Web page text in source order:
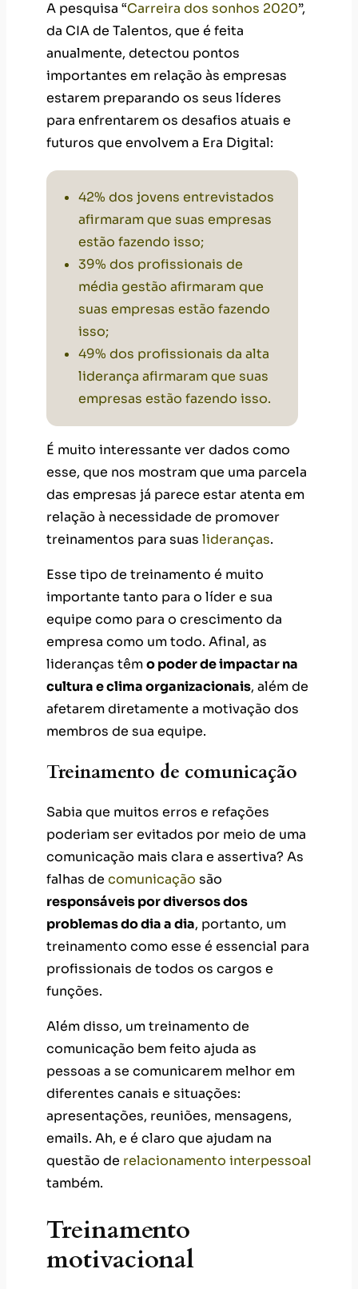
A pesquisa “Carreira dos sonhos 2020”,
da CIA de Talentos, que é feita
anualmente, detectou pontos
importantes em relação às empresas
estarem preparando os seus líderes
para enfrentarem os desafios atuais e
futuros que envolvem a Era Digital:
42% dos jovens entrevistados
afirmaram que suas empresas
estão fazendo isso;
39% dos profissionais de
média gestão afirmaram que
suas empresas estão fazendo
isso;
49% dos profissionais da alta
liderança afirmaram que suas
empresas estão fazendo isso.
É muito interessante ver dados como
esse, que nos mostram que uma parcela
das empresas já parece estar atenta em
relação à necessidade de promover
treinamentos para suas lideranças.
Esse tipo de treinamento é muito
importante tanto para o líder e sua
equipe como para o crescimento da
empresa como um todo. Afinal, as
lideranças têmo poder de impactar na
cultura e clima organizacionais, além de
afetarem diretamente a motivação dos
membros de sua equipe.
Treinamento de comunicação
Sabia que muitos erros e refações
poderiam ser evitados por meio de uma
comunicação mais clara e assertiva? As
falhas de comunicação são
responsáveis por diversos dos
problemas do dia a dia, portanto, um
treinamento como esse é essencial para
profissionais de todos os cargos e
funções.
Além disso, um treinamento de
comunicação bem feito ajuda as
pessoas a se comunicarem melhor em
diferentes canais e situações:
apresentações, reuniões, mensagens,
emails. Ah, e é claro que ajudam na
questão de relacionamento interpessoal
também.
Treinamento
motivacional